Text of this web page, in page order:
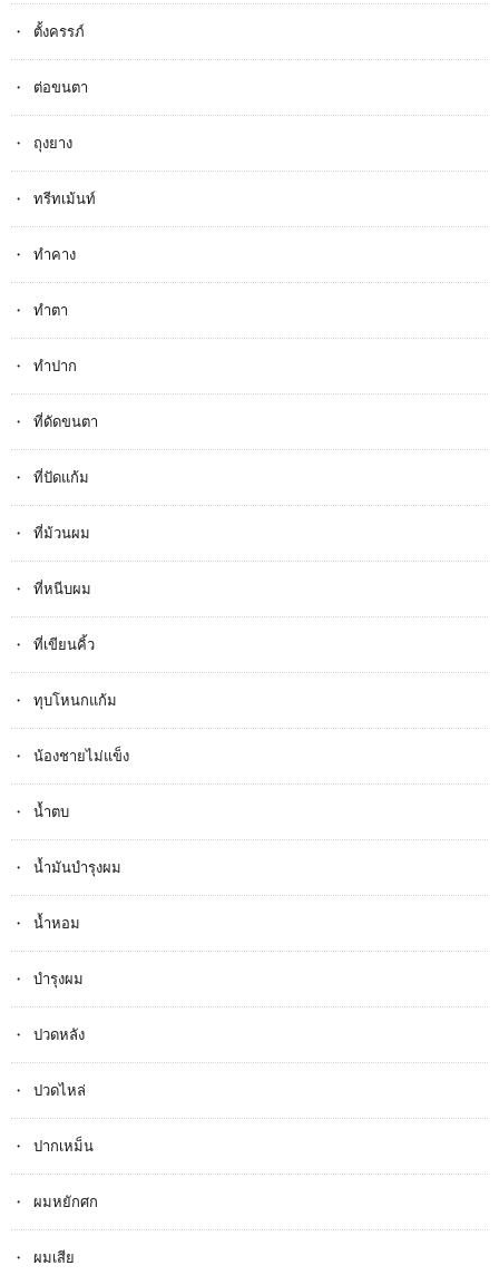
ตั้งครรภ​์
ต่อขนตา
ถุงยาง
ทรีทเม้นท์
ทำคาง
ทำตา
ทำปาก
ที่ดัดขนตา
ที่ปัดแก้ม
ที่ม้วนผม
ที่หนีบผม
ที่เขียนคิ้ว
ทุบโหนกแก้ม
น้องชายไม่แข็ง
น้ำตบ
น้ำมันบำรุงผม
น้ำหอม
บำรุงผม
ปวดหลัง
ปวดไหล่
ปากเหม็น
ผมหยักศก
ผมเสีย